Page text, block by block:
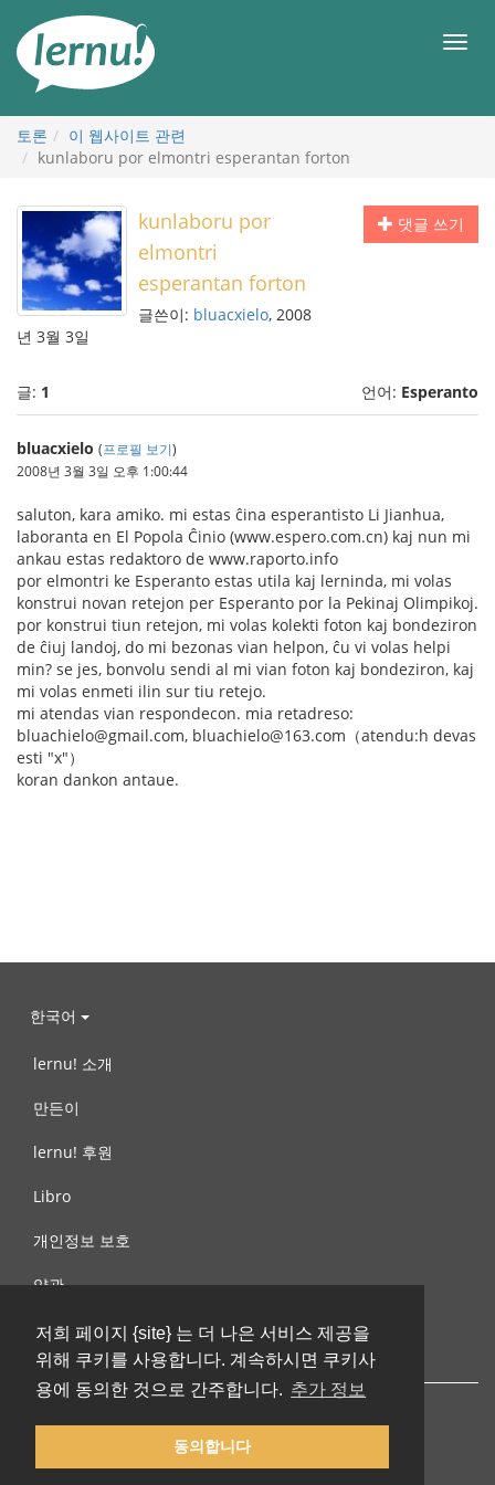
저희 페이지 {site} 는 더 나은 서비스 제공을
위해 쿠키를 사용합니다. 계속하시면 쿠키사
용에 동의한 것으로 간주합니다. 추가 정보
동의합니다
메
토론
이 웹사이트 관련
kunlaboru por elmontri esperantan forton
댓글 쓰기
kunlaboru por
elmontri
esperantan forton
글쓴이: bluacxielo, 2008
년 3월 3일
글: 1 언어: Esperanto
bluacxielo (프로필 보기)
2008년 3월 3일 오후 1:00:44
saluton, kara amiko. mi estas ĉina esperantisto Li Jianhua,
laboranta en El Popola Ĉinio (www.espero.com.cn) kaj nun mi
ankau estas redaktoro de www.raporto.info
por elmontri ke Esperanto estas utila kaj lerninda, mi volas
konstrui novan retejon per Esperanto por la Pekinaj Olimpikoj.
por konstrui tiun retejon, mi volas kolekti foton kaj bondeziron
de ĉiuj landoj, do mi bezonas vian helpon, ĉu vi volas helpi
min? se jes, bonvolu sendi al mi vian foton kaj bondeziron, kaj
mi volas enmeti ilin sur tiu retejo.
mi atendas vian respondecon. mia retadreso:
bluachielo@gmail.com, bluachielo@163.com（atendu:h devas
esti "x"）
koran dankon antaue.
한국어
lernu! 소개
만든이
lernu! 후원
Libro
개인정보 보호
약관
제안, 문의
© 2002-2026 lernu.net |Impressum